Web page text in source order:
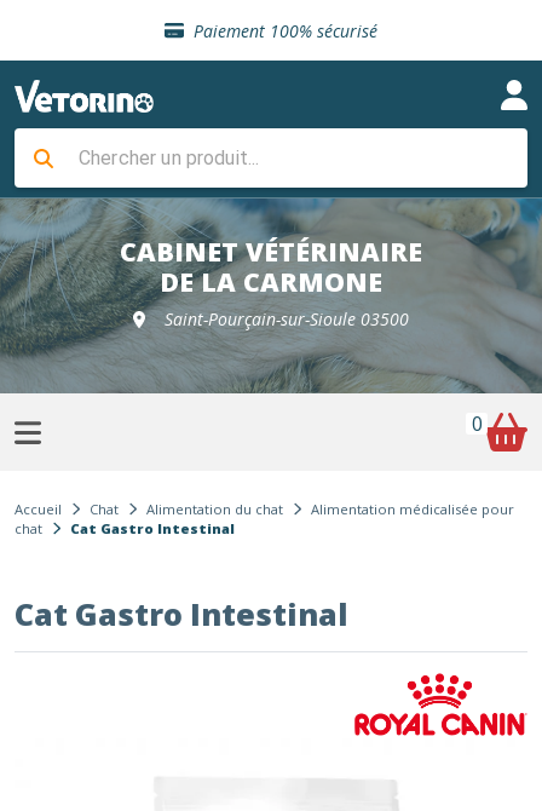
Paiement 100% sécurisé
Livraison gratuite en clinique vétérinaire
Sélection de croquettes vétérinaire
Livraison gratuite en clinique vétérinaire
Retour gratuit en clinique
Sélection de croquettes vétérinaire
CABINET VÉTÉRINAIRE
DE LA CARMONE
Saint-Pourçain-sur-Sioule 03500
0
Accueil Chat Alimentation du chat
Alimentation médicalisée pour
chat
Cat Gastro Intestinal
Cat Gastro Intestinal